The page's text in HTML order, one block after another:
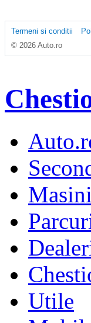
Termeni si conditii
© 2026 Auto.ro
Utile